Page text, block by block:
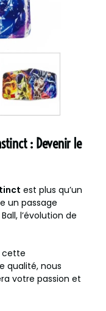
: Devenir le
est plus qu’un
un passage
l’évolution de
cette
qualité, nous
votre passion et